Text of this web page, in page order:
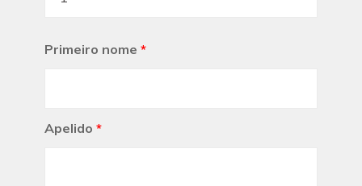
Primeiro nome *
Apelido *